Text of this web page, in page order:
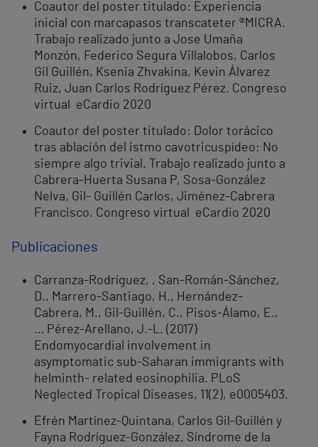
Coautor del poster titulado: Experiencia
inicial con marcapasos transcateter ®MICRA.
Trabajo realizado junto a Jose Umaña
Monzón, Federico Segura Villalobos, Carlos
Gil Guillén, Ksenia Zhvakina, Kevin Álvarez
Ruiz, Juan Carlos Rodríguez Pérez. Congreso
virtual eCardio 2020
Coautor del poster titulado: Dolor torácico
tras ablación del istmo cavotricuspídeo: No
siempre algo trivial. Trabajo realizado junto a
Cabrera-Huerta Susana P, Sosa-González
Nelva, Gil- Guillén Carlos, Jiménez-Cabrera
Francisco. Congreso virtual eCardio 2020
Publicaciones
Carranza-Rodríguez, , San-Román-Sánchez,
D., Marrero-Santiago, H., Hernández-
Cabrera, M., Gil-Guillén, C., Pisos-Álamo, E.,
… Pérez-Arellano, J.-L. (2017)
Endomyocardial involvement in
asymptomatic sub-Saharan immigrants with
helminth- related eosinophilia. PLoS
Neglected Tropical Diseases, 11(2), e0005403.
Efrén Martínez-Quintana, Carlos Gil-Guillén y
Fayna Rodríguez-González. Síndrome de la